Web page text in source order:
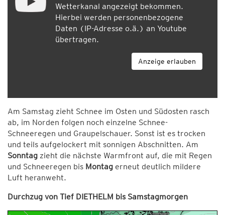
Wetterkanal angezeigt bekommen.
Hierbei werden personenbezogene
Daten (IP-Adresse o.ä.) an Youtube
übertragen.
Anzeige erlauben
Am Samstag zieht Schnee im Osten und Südosten rasch
ab, im Norden folgen noch einzelne Schnee-
Schneeregen und Graupelschauer. Sonst ist es trocken
und teils aufgelockert mit sonnigen Abschnitten. Am
Sonntag zieht die nächste Warmfront auf, die mit Regen
und Schneeregen bis Montag erneut deutlich mildere
Luft heranweht.
Durchzug von Tief DIETHELM bis Samstagmorgen